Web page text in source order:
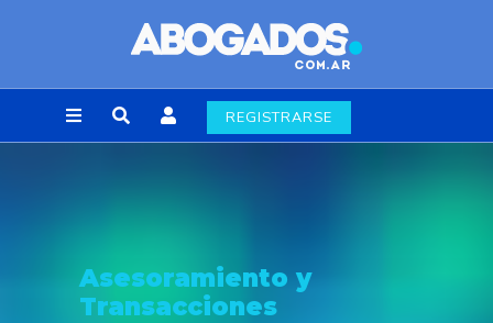
REGISTRARSE
y